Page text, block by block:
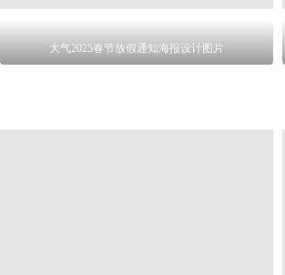
大气2025春节放假通知海报设计图片